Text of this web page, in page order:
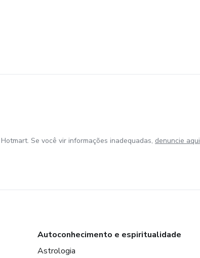
Se você vir informações inadequadas, denuncie aqui
Autoconhecimento e espiritualidade
Astrologia